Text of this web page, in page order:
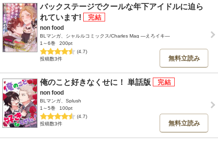
バックステージでクールな年下アイドルに迫ら
れています!
non food
BLマンガ、シャルルコミックス/Charles Mag ―えろイキ―
1～6巻
200pt
(4.7)
投稿数3件
無料立読み
俺のこと好きなくせに！ 単話版
non food
BLマンガ、Splush
1～5巻
100pt
(4.7)
投稿数3件
無料立読み